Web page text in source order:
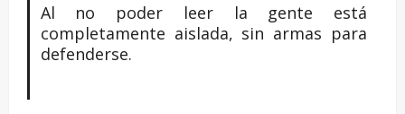
Al no poder leer la gente está
completamente aislada, sin armas para
defenderse.